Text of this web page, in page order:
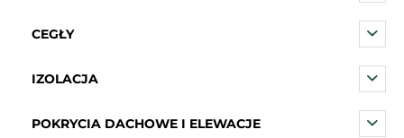
CEGŁY
IZOLACJA
POKRYCIA DACHOWE I ELEWACJE